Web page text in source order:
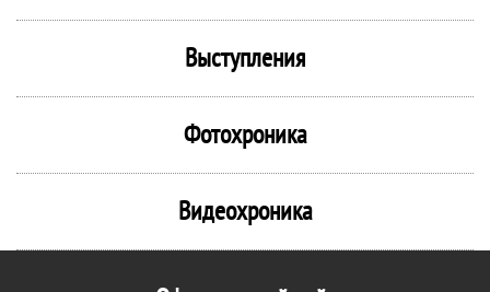
Выступления
Фотохроника
Видеохроника